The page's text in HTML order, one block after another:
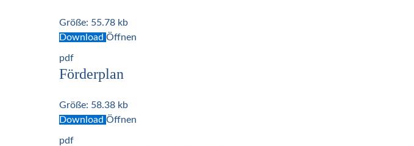
Größe: 55.78 kb
Download Öffnen
pdf
Förderplan
Größe: 58.38 kb
Download Öffnen
pdf